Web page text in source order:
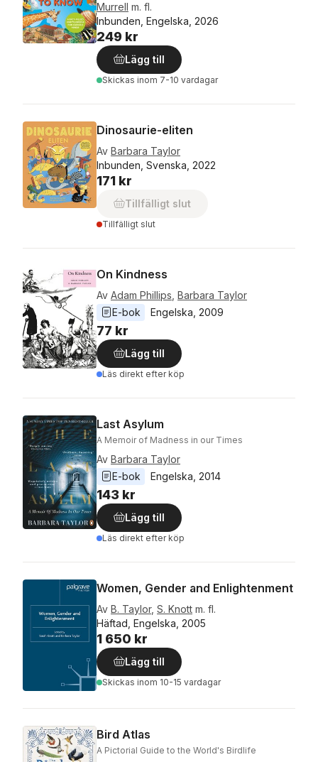
Murrell m. fl.
Inbunden, Engelska, 2026
249 kr
Lägg till
Skickas inom 7-10 vardagar
Dinosaurie-eliten
Av Barbara Taylor
Inbunden, Svenska, 2022
171 kr
Tillfälligt slut
Tillfälligt slut
On Kindness
Av Adam Phillips Barbara Taylor
E-bok
Engelska 2009
77 kr
Lägg till
Läs direkt efter köp
Last Asylum
A Memoir of Madness in our Times
Av Barbara Taylor
E-bok
Engelska 2014
143 kr
Lägg till
Läs direkt efter köp
Women, Gender and Enlightenment
Av B. Taylor, S. Knott m. fl.
Häftad, Engelska, 2005
1 650 kr
Lägg till
Skickas inom 10-15 vardagar
Bird Atlas
A Pictorial Guide to the World's Birdlife